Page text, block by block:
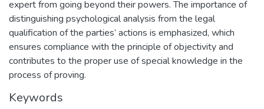
expert from going beyond their powers. The importance of
distinguishing psychological analysis from the legal
qualification of the parties’ actions is emphasized, which
ensures compliance with the principle of objectivity and
contributes to the proper use of special knowledge in the
process of proving.
Keywords